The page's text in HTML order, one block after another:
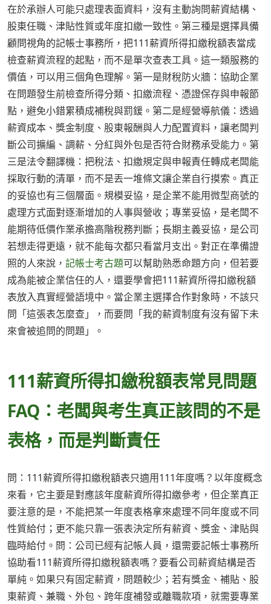
在於承辦人可能只處理表面資料，沒有主動詢問薪資結構、
股東任職、津貼性質或年度扣繳一致性。第三種是選擇具備
顧問視角的記帳士事務所，把111薪資所得扣繳稅額表當成
檢查薪資流程的起點，而不是單次查表工具。這一類服務的
價值，可以用三個角色理解。第一是財稅防火牆：協助企業
在問題發生前檢查所得分類、扣繳流程、憑證保存與申報節
點，避免小錯累積成補稅與罰鍰。第二是經營導航儀：透過
薪資成本、獎金制度、股東報酬與人力配置資料，讓老闆判
斷公司擴編、調薪、分紅與外包是否符合財務承受能力。第
三是法令翻譯機：把稅法、扣繳規定與申報責任轉成老闆能
採取行動的清單，而不是丟一堆條文讓企業自行摸索。真正
的妥協也有三個層面。規模妥協，是企業不能用微型商號的
處理方式面對逐漸增加的人事與營收；專業妥協，是老闆不
能期待低價作業承擔高階稅務判斷；長期主義妥協，是公司
若想走得更遠，就不能每次都只看當月支出。對正在準備證
照的人來說， 記帳士考古題可以幫助熟悉命題方向，但若要
成為能被企業信任的人，還要學會把111薪資所得扣繳稅額
表放入真實經營語境中。當企業主選擇合作對象時，不該只
問「這張表怎麼查」，而要問「我的薪資制度有沒有留下未
來會被追問的問題」。
111薪資所得扣繳稅額表常見問題
FAQ：老闆與考生真正該問的不是
表格，而是判斷責任
問：111薪資所得扣繳稅額表只適用111年度嗎？以年度概念
來看，它主要是對應該年度薪資所得扣繳參考，但企業真正
要注意的是，不能把某一年度表格拿來處理不同年度或不同
性質給付；更不能只靠一張表決定所有薪資、獎金、津貼與
臨時給付。問：公司已經有記帳人員，還需要記帳士事務所
協助看111薪資所得扣繳稅額表嗎？要看公司薪資結構是否
單純。如果只有固定薪資，問題較少；若有獎金、補貼、股
東薪資、兼職、外包、跨年度補發或離職款項，就需要專業